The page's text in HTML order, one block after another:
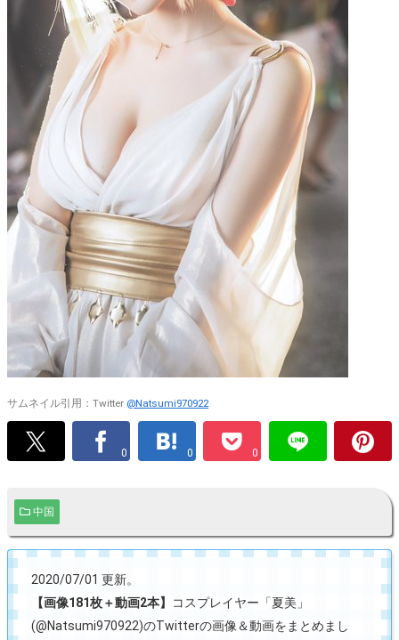
サムネイル引用：Twitter @Natsumi970922
0 0 0
中国
2020/07/01 更新。
【画像181枚＋動画2本】
コスプレイヤー「夏美」
(@Natsumi970922)のTwitterの画像＆動画をまとめまし